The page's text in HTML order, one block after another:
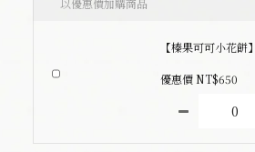
以優惠價加購商品
【榛果可可小花餅】
優惠價 NT$650